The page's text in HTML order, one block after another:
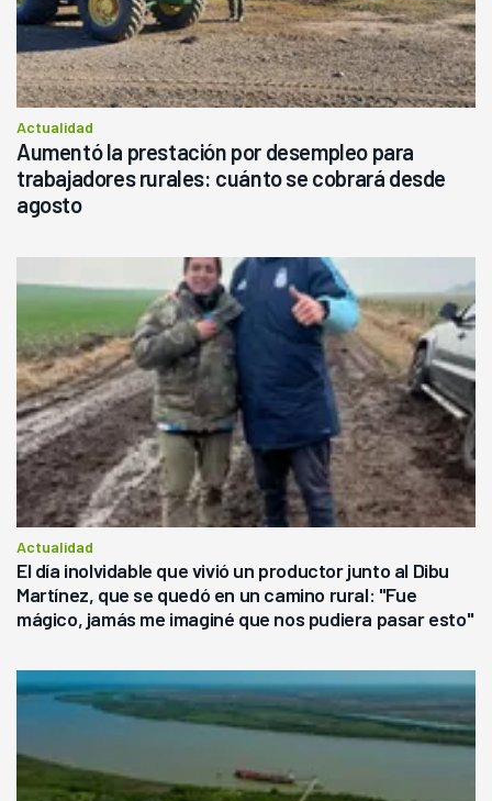
Actualidad
Aumentó la prestación por desempleo para
trabajadores rurales: cuánto se cobrará desde
agosto
Actualidad
El día inolvidable que vivió un productor junto al Dibu
Martínez, que se quedó en un camino rural: "Fue
mágico, jamás me imaginé que nos pudiera pasar esto"